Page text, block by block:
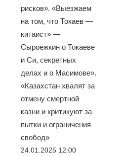
рисков». «Выезжаем
на том, что Токаев —
китаист» —
Сыроежкин о Токаеве
и Си, секретных
делах и о Масимове».
«Казахстан хвалят за
отмену смертной
казни и критикуют за
пытки и ограничения
свобод»
24.01.2025 12:00